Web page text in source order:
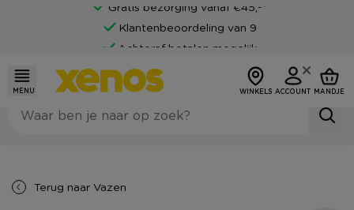
Gratis bezorging vanaf €45,-*
Klantenbeoordeling van 9
Achteraf betalen mogelijk
MENU WINKELS ACCOUNT MANDJE
Terug naar Vazen